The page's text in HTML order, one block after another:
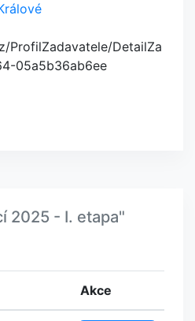
ProfilZadavatele/DetailZa
05a5b36ab6ee
2025 - I. etapa"
Akce